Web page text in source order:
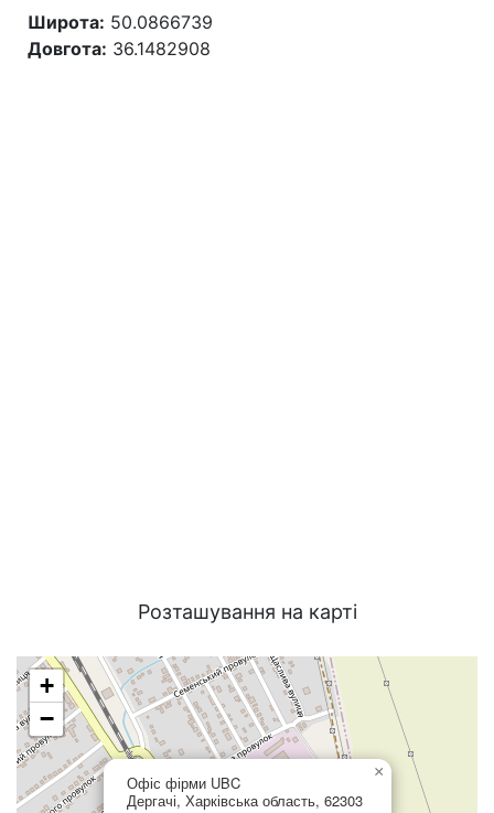
Широта: 50.0866739
Довгота: 36.1482908
Розташування на карті
Офіс фірми UBC
Дергачі, Харківська область, 62303
×
+
−